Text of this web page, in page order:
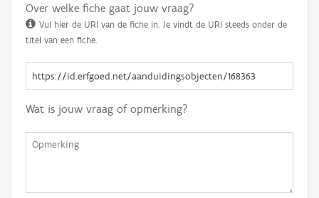
Over welke fiche gaat jouw vraag?
Vul hier de URI van de fiche in. Je vindt de URI steeds onder de
titel van een fiche.
Wat is jouw vraag of opmerking?